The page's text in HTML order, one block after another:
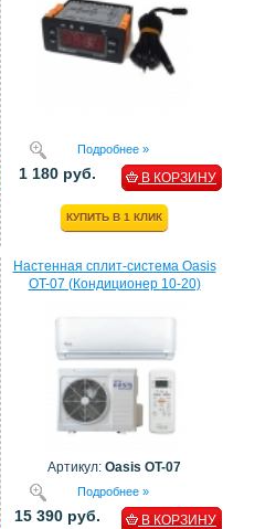
Подробнее »
1 180 руб. В КОРЗИНУ
КУПИТЬ В 1 КЛИК
Настенная сплит-система Oasis
OT-07 (Кондиционер 10-20)
Артикул: Oasis OT-07
Подробнее »
15 390 руб. В КОРЗИНУ